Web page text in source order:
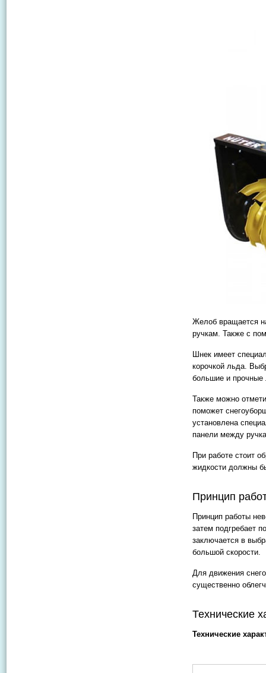
Желоб вращается
ручкам. Также с
Шнек имеет
корочкой льда.
большие и прочные
Также можно
поможет
установлена
панели между
При работе стоит
жидкости должны
Принцип
Принцип работы
затем подгребает
заключается в
большой скорости.
Для движения
существенно
Технические
Технические